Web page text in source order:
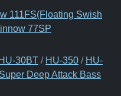
111FS(Floating Swish
77SP
HU-30BT / HU-350 / HU-
Deep Attack Bass